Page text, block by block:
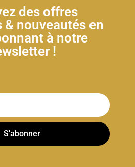
des offres
& nouveautés en
à notre
!
S'abonner